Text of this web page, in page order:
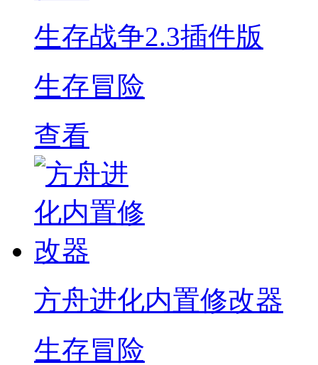
生存战争2.3插件版
生存冒险
查看
方舟进化内置修改器
生存冒险